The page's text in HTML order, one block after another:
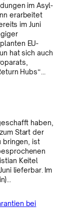
im Asyl-
erarbeitet
im Juni
EU-
hat sich auch
Hubs“…
haben,
Start der
bringen, ist
Keitel
lieferbar. Im
bei